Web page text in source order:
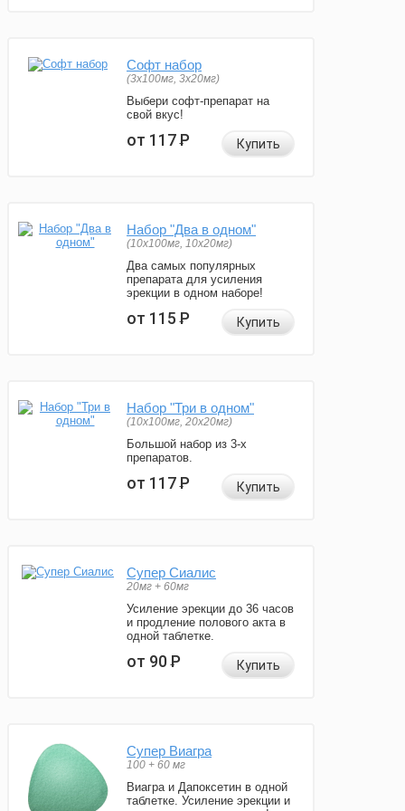
Софт набор
(3x100мг, 3x20мг)
Выбери софт-препарат на
свой вкус!
от 117Р Купить
Набор "Два в одном"
(10x100мг, 10x20мг)
Два самых популярных
препарата для усиления
эрекции в одном наборе!
от 115Р Купить
Набор "Три в одном"
(10x100мг, 20x20мг)
Большой набор из 3-х
препаратов.
от 117Р Купить
Супер Сиалис
20мг + 60мг
Усиление эрекции до 36 часов
и продление полового акта в
одной таблетке.
от 90Р Купить
Супер Виагра
100 + 60 мг
Виагра и Дапоксетин в одной
таблетке. Усиление эрекции и